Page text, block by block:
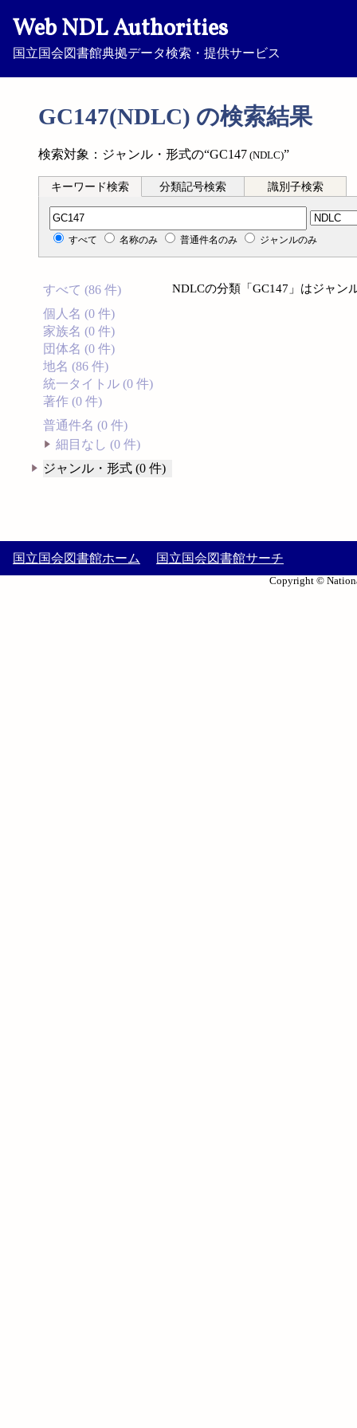
Web NDL Authorities
国立国会図書館典拠データ検索・提供サービス
GC147(NDLC) の検索結果
検索対象：ジャンル・形式の“GC147 (NDLC)”
キーワード検索 分類記号検索 識別子検索
分類記号検索
すべて 名称のみ 普通件名のみ ジャンルのみ
すべて (86 件)
個人名 (0 件)
家族名 (0 件)
団体名 (0 件)
地名 (86 件)
統一タイトル (0 件)
著作 (0 件)
普通件名 (0 件)
細目なし (0 件)
ジャンル・形式 (0 件)
NDLCの分類「GC147」はジャン
国立国会図書館ホーム 国立国会図書館サーチ
Copyright ©